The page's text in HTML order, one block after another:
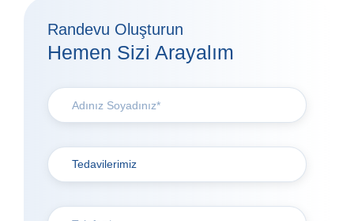
Randevu Oluşturun
Hemen Sizi Arayalım